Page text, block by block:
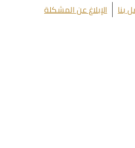
بنا الإبلاغ عن المشكلة